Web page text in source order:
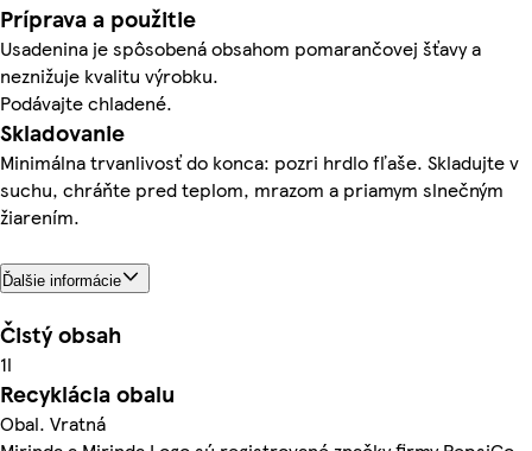
Príprava a použitie
Usadenina je spôsobená obsahom pomarančovej šťavy a
neznižuje kvalitu výrobku.
Podávajte chladené.
Skladovanie
Minimálna trvanlivosť do konca: pozri hrdlo fľaše. Skladujte v
suchu, chráňte pred teplom, mrazom a priamym slnečným
žiarením.
Ďalšie informácie
Čistý obsah
1l
Recyklácia obalu
Obal. Vratná